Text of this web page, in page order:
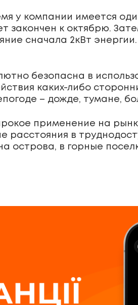
у компании имеется
закончен к октябрю.
сначала 2кВт
безопасна в
каких-либо
– дожде, тумане,
применение на
расстояния в
острова, в горные